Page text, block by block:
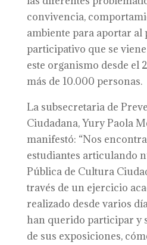
convivencia,
ambiente para aportar al
participativo que se
este organismo desde el
más de 10.000 personas.
La subsecretaria de
Ciudadana, Yury Paola
manifestó: “Nos
estudiantes articulando
Pública de Cultura
través de un ejercicio
realizado desde varios
han querido participar y
de sus exposiciones,